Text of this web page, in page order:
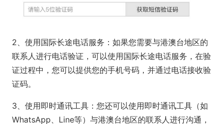
2、使用国际长途电话服务：如果您需要与港澳台地区的
联系人进行电话验证，可以使用国际长途电话服务，在验
证过程中，您可以提供您的手机号码，并通过电话接收验
证码。
3、使用即时通讯工具：您还可以使用即时通讯工具（如
WhatsApp、Line等）与港澳台地区的联系人进行沟通，